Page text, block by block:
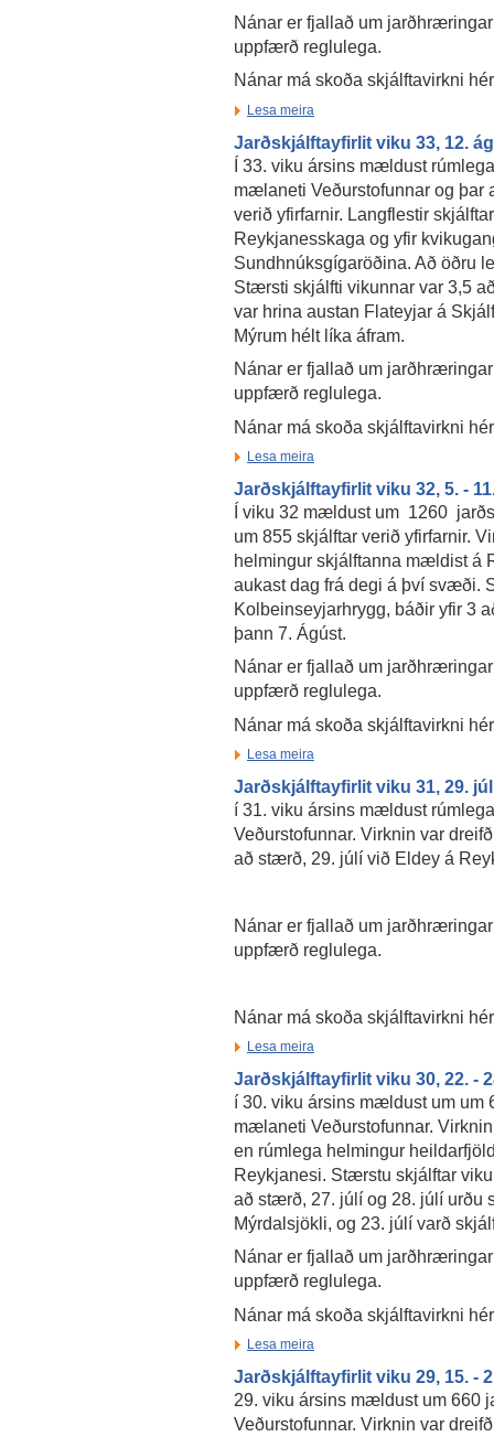
Nánar er fjallað um
uppfærð reglulega.
Nánar má skoða skjálftavirkni
Lesa meira
Jarðskjálftayfirlit viku 33, 12.
Í 33. viku ársins mældust
mælaneti Veðurstofunnar og þar
verið yfirfarnir. Langflestir
Reykjanesskaga og yfir
Sundhnúksgígaröðina. Að öðru
Stærsti skjálfti vikunnar var 3,5
var hrina austan Flateyjar á
Mýrum hélt líka áfram.
Nánar er fjallað um
uppfærð reglulega.
Nánar má skoða skjálftavirkni
Lesa meira
Jarðskjálftayfirlit viku 32, 5. -
Í viku 32 mældust um 1260
um 855 skjálftar verið yfirfarnir.
helmingur skjálftanna mældist á
aukast dag frá degi á því svæði.
Kolbeinseyjarhrygg, báðir yfir 3
þann 7. Ágúst.
Nánar er fjallað um
uppfærð reglulega.
Nánar má skoða skjálftavirkni
Lesa meira
Jarðskjálftayfirlit viku 31, 29.
í 31. viku ársins mældust
Veðurstofunnar. Virknin var
að stærð, 29. júlí við Eldey á
Nánar er fjallað um
uppfærð reglulega.
Nánar má skoða skjálftavirkni
Lesa meira
Jarðskjálftayfirlit viku 30, 22. -
í 30. viku ársins mældust um um
mælaneti Veðurstofunnar.
en rúmlega helmingur
Reykjanesi. Stærstu skjálftar
að stærð, 27. júlí og 28. júlí urðu
Mýrdalsjökli, og 23. júlí varð
Nánar er fjallað um
uppfærð reglulega.
Nánar má skoða skjálftavirkni
Lesa meira
Jarðskjálftayfirlit viku 29, 15. -
29. viku ársins mældust um 660
Veðurstofunnar. Virknin var